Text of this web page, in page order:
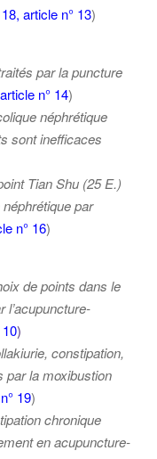
article n° 13)
par la puncture
n° 14)
néphrétique
sont inefficaces
Tian Shu (25 E.)
par
n° 16)
de points dans le
l’acupuncture-
)
constipation,
par la moxibustion
19)
chronique
enacupuncture-